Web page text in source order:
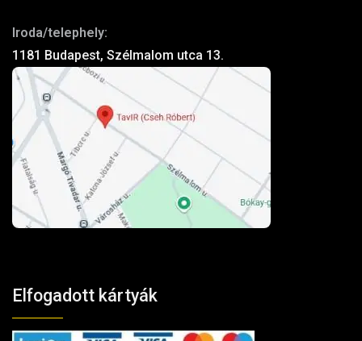
Iroda/telephely:
1181 Budapest, Szélmalom utca 13.
Elfogadott kártyák